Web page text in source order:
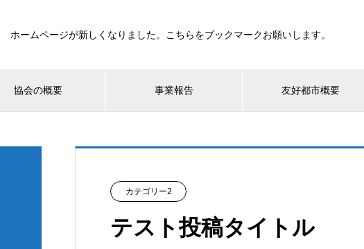
ホームページが新しくなりました。こちらをブックマークお願いします。
協会の概要 事業報告 友好都市概要
カテゴリー2
テスト投稿タイトル